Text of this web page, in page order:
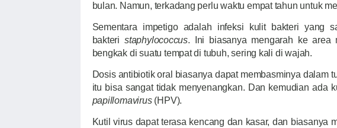
bulan. Namun, terkadang perlu waktu empat tahun untuk
Sementara impetigo adalah infeksi kulit bakteri yang
bakteri staphylococcus. Ini biasanya mengarah ke area
bengkak di suatu tempat di tubuh, sering kali di wajah.
Dosis antibiotik oral biasanya dapat membasminya dalam
itu bisa sangat tidak menyenangkan. Dan kemudian ada
papillomavirus(HPV).
Kutil virus dapat terasa kencang dan kasar, dan biasanya